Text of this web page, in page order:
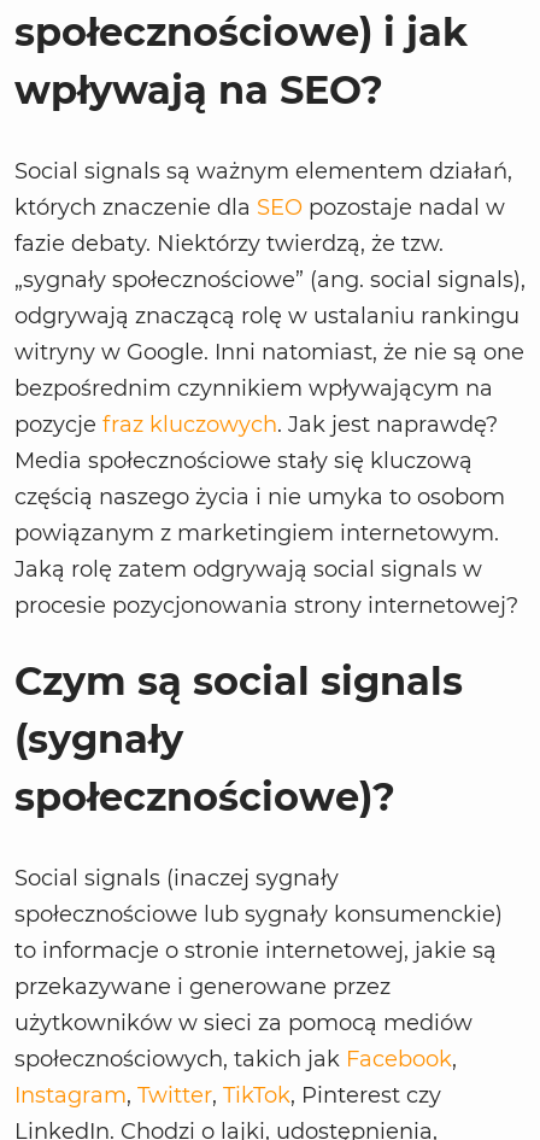
społecznościowe) i jak
wpływają na SEO?
Social signals są ważnym elementem działań,
których znaczenie dla SEO pozostaje nadal w
fazie debaty. Niektórzy twierdzą, że tzw.
„sygnały społecznościowe” (ang. social signals),
odgrywają znaczącą rolę w ustalaniu rankingu
witryny w Google. Inni natomiast, że nie są one
bezpośrednim czynnikiem wpływającym na
pozycje fraz kluczowych. Jak jest naprawdę?
Media społecznościowe stały się kluczową
częścią naszego życia i nie umyka to osobom
powiązanym z marketingiem internetowym.
Jaką rolę zatem odgrywają social signals w
procesie pozycjonowania strony internetowej?
Czym są social signals
(sygnały
społecznościowe)?
Social signals (inaczej sygnały
społecznościowe lub sygnały konsumenckie)
to informacje o stronie internetowej, jakie są
przekazywane i generowane przez
użytkowników w sieci za pomocą mediów
społecznościowych, takich jak Facebook,
Instagram, Twitter, TikTok, Pinterest czy
LinkedIn. Chodzi o lajki, udostępnienia,